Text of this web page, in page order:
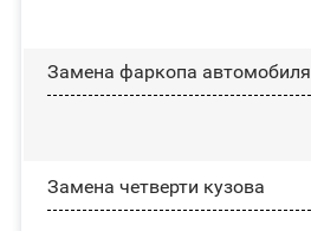
Замена фаркопа автомобиля
Замена четверти кузова